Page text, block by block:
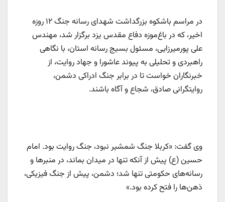
در مراسم باشکوه بزرگداشت شهدای رسانه جنگ ۱۲ روزه
اخیر، که در باغ‌موزه دفاع مقدس یزد برگزار شد، مهندس
علی پورمیرزایی، مسئول بسیج رسانه استان، با نگاهی
راهبردی و تحلیلی به پیوند عاشورا و جهاد روایت، از
خبرنگاران خواست تا در برابر جنگ ادراکی دشمن،
روایتگرانی صادق، شجاع و آگاه باشند.
وی گفت: «کربلا جنگ شمشیر نبود، جنگ روایت بود. امام
حسین (ع) پیش از آنکه تنها در میدان بماند، در منبرها و
رسانه‌های حکومتی تنها شد؛ دشمن، پیش از جنگ فیزیکی،
ذهن‌ها را فتح کرده بود.»